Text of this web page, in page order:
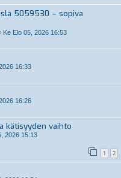
5059530 – sopiva
Ke Elo 05, 2026 16:53
16:33
16:26
kätisyyden vaihto
2026 15:13
1 2